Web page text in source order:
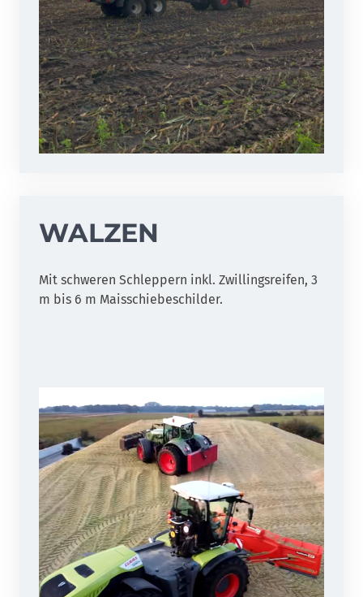
WALZEN
Mit schweren Schleppern inkl. Zwillingsreifen, 3
m bis 6 m Maisschiebeschilder.